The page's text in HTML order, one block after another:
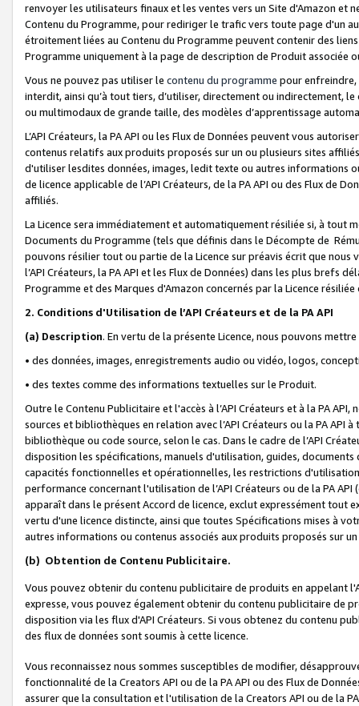
renvoyer les utilisateurs finaux et les ventes vers un Site d'Amazon et
Contenu du Programme, pour rediriger le trafic vers toute page d'un
étroitement liées au Contenu du Programme peuvent contenir des
Programme uniquement à la page de description de Produit associée
Vous ne pouvez pas utiliser le contenu du programme pour
interdit, ainsi qu’à tout tiers, d’utiliser, directement ou indirectement,
ou multimodaux de grande taille, des modèles d’apprentissage
L’API Créateurs, la PA API ou les Flux de Données peuvent vous
contenus relatifs aux produits proposés sur un ou plusieurs sites
d'utiliser lesdites données, images, ledit texte ou autres informations
de licence applicable de l’API Créateurs, de la PA API ou des Flux de
affiliés.
La Licence sera immédiatement et automatiquement résiliée si, à
Documents du Programme (tels que définis dans le Décompte de
pouvons résilier tout ou partie de la Licence sur préavis écrit que
l’API Créateurs, la PA API et les Flux de Données) dans les plus
Programme et des Marques d'Amazon concernés par la Licence
2. Conditions d'Utilisation de l’API Créateurs et de la PA API
(a) Description. En vertu de la présente Licence, nous pouvons
• des données, images, enregistrements audio ou vidéo, logos,
• des textes comme des informations textuelles sur le Produit.
Outre le Contenu Publicitaire et l'accès à l’API Créateurs et à la PA
sources et bibliothèques en relation avec l’API Créateurs ou la PA
bibliothèque ou code source, selon le cas. Dans le cadre de l’API
disposition les spécifications, manuels d'utilisation, guides,
capacités fonctionnelles et opérationnelles, les restrictions
performance concernant l'utilisation de l’API Créateurs ou de la PA
apparaît dans le présent Accord de licence, exclut expressément tout
vertu d'une licence distincte, ainsi que toutes Spécifications mises à
autres informations ou contenus associés aux produits proposés sur
(b) Obtention de Contenu Publicitaire.
Vous pouvez obtenir du contenu publicitaire de produits en appelant
expresse, vous pouvez également obtenir du contenu publicitaire de
disposition via les flux d'API Créateurs. Si vous obtenez du contenu
des flux de données sont soumis à cette licence.
Vous reconnaissez nous sommes susceptibles de modifier,
fonctionnalité de la Creators API ou de la PA API ou des Flux de
assurer que la consultation et l'utilisation de la Creators API ou de la